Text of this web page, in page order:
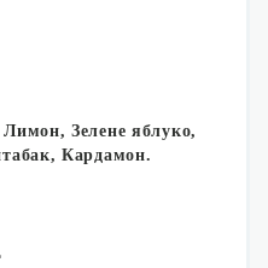
Зелене яблуко,
Кардамон.